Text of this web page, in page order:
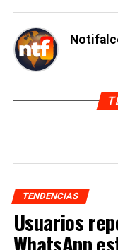
TENDENCIAS
Usuarios
WhatsApp